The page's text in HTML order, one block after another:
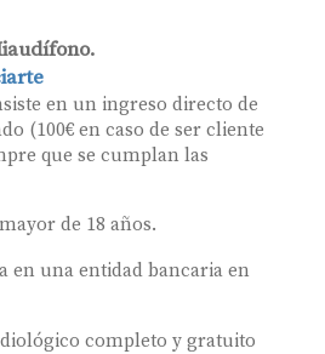
en un ingreso directo de
(100€ en caso de ser cliente
que se cumplan las
de 18 años.
en una entidad bancaria en
completo y gratuito